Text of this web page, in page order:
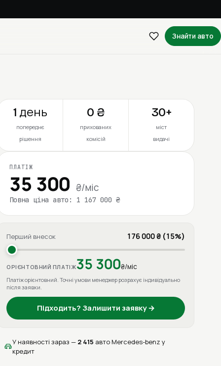
Знайти авто
1 день
попереднє
рішення
0 ₴
прихованих
комісій
30+
міст
видачі
ПЛАТІЖ
35 300 ₴/міс
Повна ціна авто: 1 167 000 ₴
Перший внесок 176 000 ₴ (15%)
ОРІЄНТОВНИЙ ПЛАТІЖ35 300₴/міс
Платіж орієнтовний. Точні умови менеджер розрахує індивідуально
після заявки.
Підходить? Залишити заявку →
У наявності зараз — 2 415 авто Mercedes-benz у
кредит